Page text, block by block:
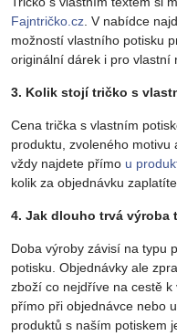
Fajntričko.cz . V nabídce
možností vlastního potisku
originální dárek i pro vlastní
3. Kolik stojí tričko s
Cena trička s vlastním
produktu, zvoleného motivu
vždy najdete přímo u
kolik za objednávku zaplatíte.
4. Jak dlouho trvá výroba
Doba výroby závisí na typu
potisku. Objednávky ale
zboží co nejdříve na cestě
přímo při objednávce nebo
produktů s naším potiskem